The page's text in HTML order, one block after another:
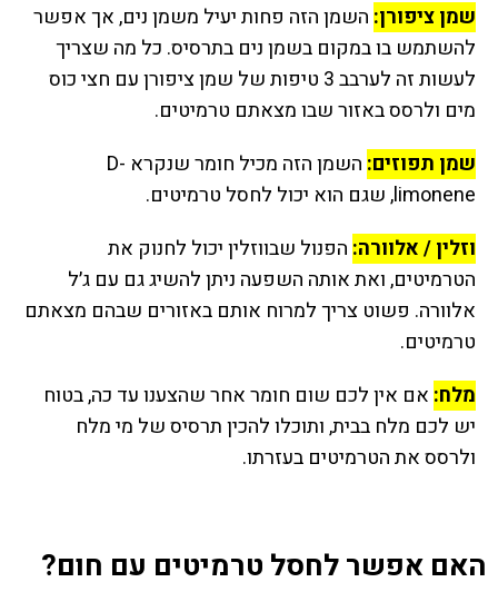
שמן ציפורן: השמן הזה פחות יעיל משמן נים, אך אפשר
להשתמש בו במקום בשמן נים בתרסיס. כל מה שצריך
לעשות זה לערבב 3 טיפות של שמן ציפורן עם חצי כוס
מים ולרסס באזור שבו מצאתם טרמיטים.
שמן תפוזים:
השמן הזה מכיל חומר שנקרא D-
limonene, שגם הוא יכול לחסל טרמיטים.
וזלין / אלוורה: הפנול שבווזלין יכול לחנוק את
הטרמיטים, ואת אותה השפעה ניתן להשיג גם עם ג׳ל
אלוורה. פשוט צריך למרוח אותם באזורים שבהם מצאתם
טרמיטים.
מלח: אם אין לכם שום חומר אחר שהצענו עד כה, בטוח
יש לכם מלח בבית, ותוכלו להכין תרסיס של מי מלח
ולרסס את הטרמיטים בעזרתו.
האם אפשר לחסל טרמיטים עם חום?